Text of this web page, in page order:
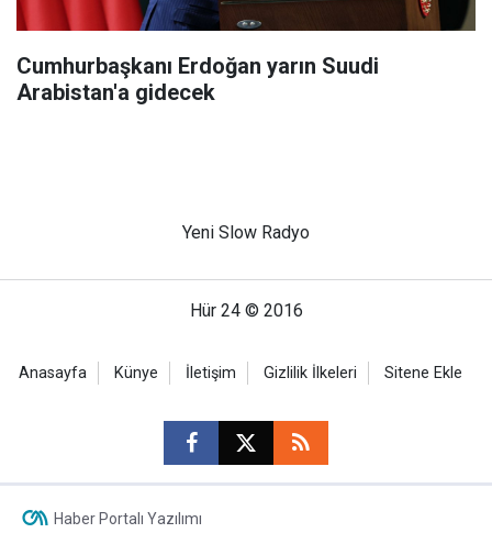
Cumhurbaşkanı Erdoğan yarın Suudi
Arabistan'a gidecek
Yeni Slow Radyo
Hür 24 © 2016
Anasayfa Künye İletişim Gizlilik İlkeleri Sitene Ekle
Haber Portalı Yazılımı